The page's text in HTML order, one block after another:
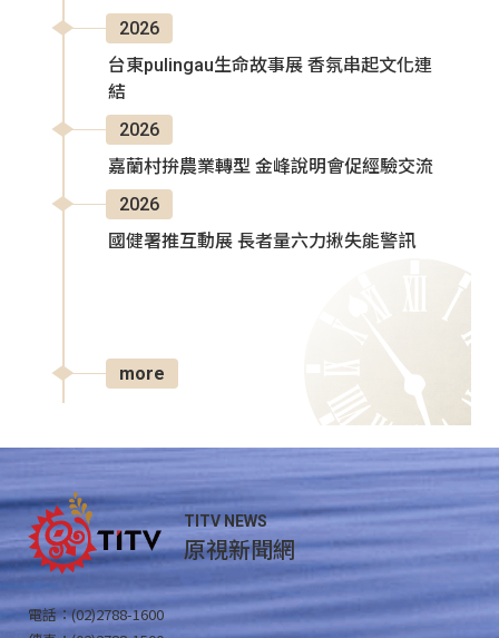
2026
台東pulingau生命故事展 香氛串起文化連
結
2026
嘉蘭村拚農業轉型 金峰說明會促經驗交流
2026
國健署推互動展 長者量六力揪失能警訊
more
TITV NEWS
原視新聞網
電話：(02)2788-1600